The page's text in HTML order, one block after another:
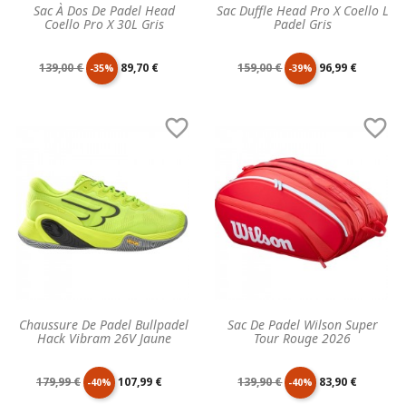
Sac À Dos De Padel Head
Coello Pro X 30L Gris
Prix
139,00 € -35% Prix
89,70 €
Sac Duffle Head Pro X Coello L
Padel Gris
Prix
159,00 € -39% Prix
96,99 €
Chaussure De Padel Bullpadel
Hack Vibram 26V Jaune

Prix
179,99 € -40% Prix
107,99 €
Sac De Padel Wilson Super
Tour Rouge 2026

Prix
139,90 € -40% Prix
83,90 €